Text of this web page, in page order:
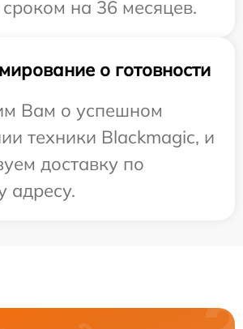
на 36 месяцев.
о готовности
Вам о успешном
техники Blackmagic, и
доставку по
адресу.